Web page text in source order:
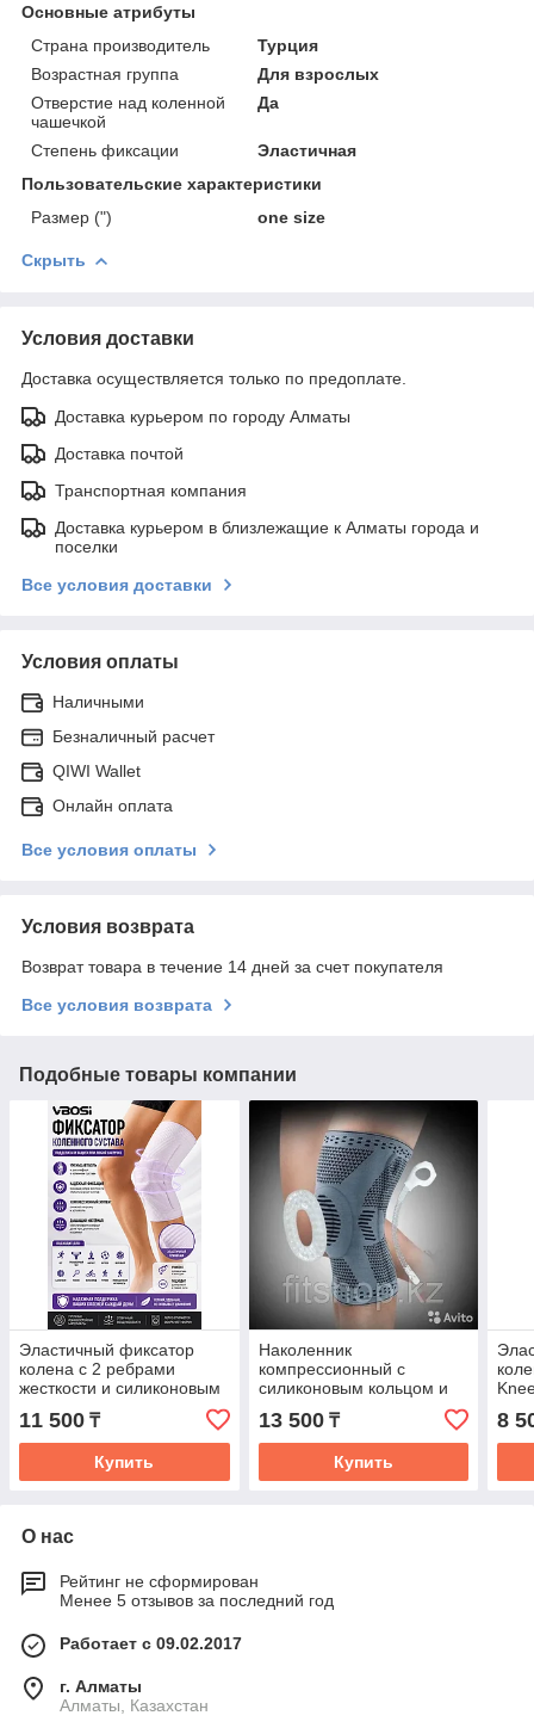
Основные атрибуты
Страна производитель
Турция
Возрастная группа
Для взрослых
Отверстие над коленной
чашечкой
Да
Степень фиксации
Эластичная
Пользовательские характеристики
Размер (")
one size
Скрыть
Условия доставки
Доставка осуществляется только по предоплате.
Доставка курьером по городу Алматы
Доставка почтой
Транспортная компания
Доставка курьером в близлежащие к Алматы города и
поселки
Все условия доставки
Условия оплаты
Наличными
Безналичный расчет
QIWI Wallet
Онлайн оплата
Все условия оплаты
Условия возврата
Возврат товара в течение 14 дней за счет покупателя
Все условия возврата
Подобные товары компании
Эластичный фиксатор
колена с 2 ребрами
жесткости и силиконовым
кольцом Vbosi
11 500 ₸
Купить
Наколенник
компрессионный с
силиконовым кольцом и
ребрами жесткости
13 500₸
Купить
8
О нас
Рейтинг не сформирован
Менее 5 отзывов за последний год
Работает с 09.02.2017
г. Алматы
Алматы, Казахстан